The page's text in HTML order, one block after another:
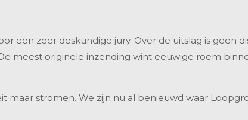
een zeer deskundige jury. Over de uitslag is geen
meest originele inzending wint eeuwige roem
maar stromen. We zijn nu al benieuwd waar